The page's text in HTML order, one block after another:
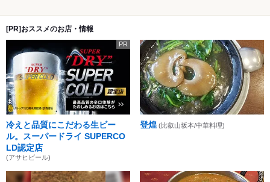
[PR]おススメのお店・情報
PR
冷えと品質にこだわる生ビー
ル。スーパードライ SUPERCO
LD認定店
(アサヒビール)
登煌 (比叡山坂本/中華料理)